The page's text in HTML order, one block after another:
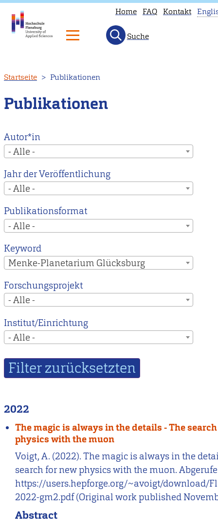
zum
Inhalt
Home FAQ Kontakt
Suche
Startseite Publikationen
Publikationen
Autor*in
- Alle -
Jahr der Veröffentlichung
- Alle -
Publikationsformat
- Alle -
Keyword
Menke-Planetarium Glücksburg
Forschungsprojekt
- Alle -
Institut/Einrichtung
- Alle -
2022
The magic is always in the details - The
physics with the muon
Voigt, A. (2022). The magic is always in the
search for new physics with the muon.
https://users.hepforge.org/~avoigt/download/
2022-gm2.pdf (Original work published
Abstract